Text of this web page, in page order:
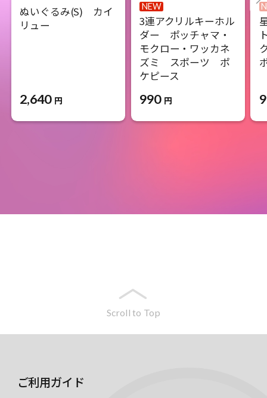
ぬいぐるみ(S) カイ
リュー
2,640 円
NEW
3連アクリルキーホル
ダー ポッチャマ・
モクロー・ワッカネ
ズミ スポーツ ポ
ケピース
990 円
Scroll to Top
ご利用ガイド